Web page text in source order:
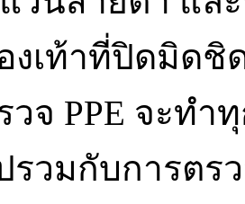
งเท้าที่ปิดมิด
วจ PPE จะทำ
รวมกับการตร